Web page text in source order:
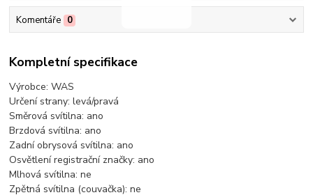
Komentáře 0
Kompletní specifikace
Výrobce: WAS
Určení strany: levá/pravá
Směrová svítilna: ano
Brzdová svítilna: ano
Zadní obrysová svítilna: ano
Osvětlení registrační značky: ano
Mlhová svítilna: ne
Zpětná svítilna (couvačka): ne